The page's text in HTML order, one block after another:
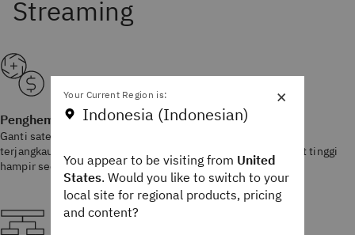
Penghematan biaya dan kualitas video terbaik
Ganti satellite atau fiber khusus dengan jaringan IP yang
terjangkau. Menyampaikan video langsung beresolusi sangat tinggi
hampir secara real-time.
×
Your Current Region is:
Indonesia (Indonesian)
You appear to be visiting from United
States. Would you like to switch to your
local site for regional products, pricing
and content?